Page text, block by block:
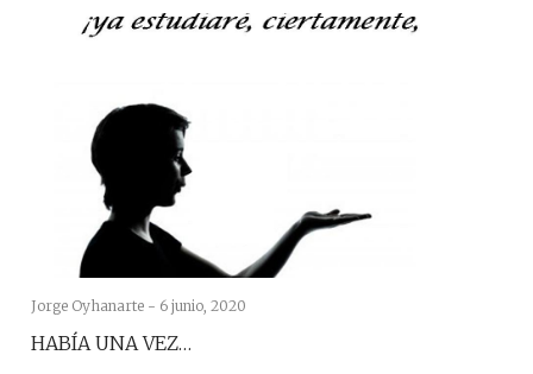
Jorge Oyhanarte - 6 junio, 2020
HABÍA UNA VEZ…